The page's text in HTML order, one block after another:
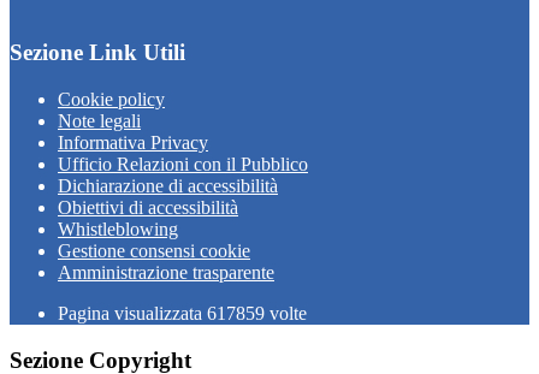
Sezione Link Utili
Cookie policy
Note legali
Informativa Privacy
Ufficio Relazioni con il Pubblico
Dichiarazione di accessibilità
Obiettivi di accessibilità
Whistleblowing
Gestione consensi cookie
Amministrazione trasparente
Pagina visualizzata 617859 volte
Sezione Copyright